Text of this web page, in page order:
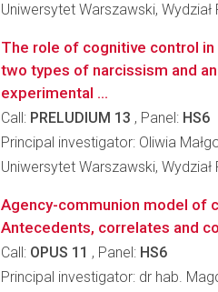
Uniwersytet Warszawski,
The role of cognitive control
two types of narcissism and
experimental ...
Call: PRELUDIUM 13 , Panel: HS6
Principal investigator: Oliwia
Uniwersytet Warszawski,
Agency-communion model of
Antecedents, correlates and
Call: OPUS 11 , Panel: HS6
Principal investigator: dr hab.